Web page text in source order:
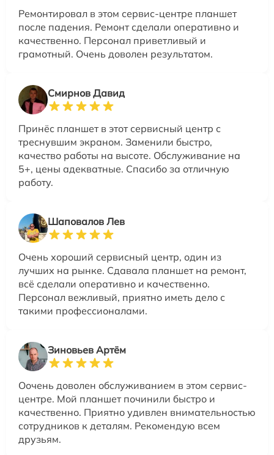
Ремонтировал в этом сервис-центре планшет
после падения. Ремонт сделали оперативно и
качественно. Персонал приветливый и
грамотный. Очень доволен результатом.
Смирнов Давид
Принёс планшет в этот сервисный центр с
треснувшим экраном. Заменили быстро,
качество работы на высоте. Обслуживание на
5+, цены адекватные. Спасибо за отличную
работу.
Шаповалов Лев
Очень хороший сервисный центр, один из
лучших на рынке. Сдавала планшет на ремонт,
всё сделали оперативно и качественно.
Персонал вежливый, приятно иметь дело с
такими профессионалами.
Зиновьев Артём
Оочень доволен обслуживанием в этом сервис-
центре. Мой планшет починили быстро и
качественно. Приятно удивлен внимательностью
сотрудников к деталям. Рекомендую всем
друзьям.